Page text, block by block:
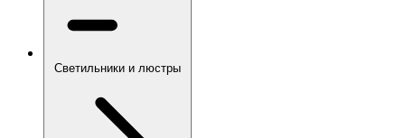
Светильники и люстры